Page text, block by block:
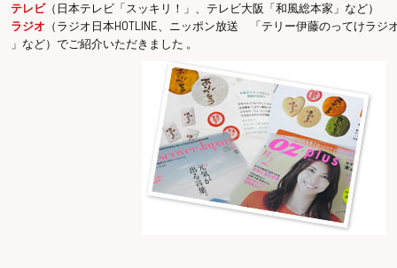
テレビ（日本テレビ「スッキリ！」、テレビ大阪「和風総本家」など）
ラジオ （ラジオ日本HOTLINE、ニッポン放送 「テリー伊藤のってけラジ
」など）でご紹介いただきました 。